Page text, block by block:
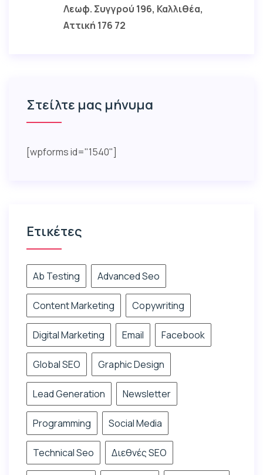
Λεωφ. Συγγρού 196, Καλλιθέα,
Αττική 176 72
Στείλτε μας μήνυμα
[wpforms id="1540"]
Ετικέτες
Ab Testing Advanced Seo
Content Marketing Copywriting
Digital Marketing Email Facebook
Global SEO Graphic Design
Lead Generation Newsletter
Programming Social Media
Technical Seo Διεθνές SEO